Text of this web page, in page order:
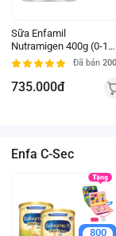
Sữa Enfamil
Nutramigen 400g (0-12
tháng) (Giao bao bì
ngẫu nhiên)
Đã bán
735.000đ
Enfa C-Sec
800